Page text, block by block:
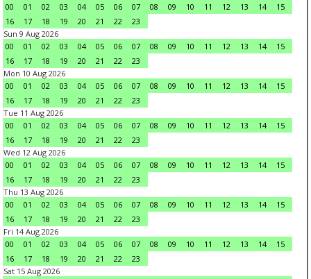
00
01 02 03 04 05 06 07 08 09 10 11 12 13 14
15
16
17 18 19 20 21 22
23
Sun 9 Aug 2026
00
01 02 03 04 05 06 07 08 09 10 11 12 13 14
15
16
17 18 19 20 21 22
23
Mon 10 Aug 2026
00
01 02 03 04 05 06 07 08 09 10 11 12 13 14
15
16
17 18 19 20 21 22
23
Tue 11 Aug 2026
00
01 02 03 04 05 06 07 08 09 10 11 12 13 14
15
16
17 18 19 20 21 22
23
Wed 12 Aug 2026
00
01 02 03 04 05 06 07 08 09 10 11 12 13 14
15
16
17 18 19 20 21 22
23
Thu 13 Aug 2026
00
01 02 03 04 05 06 07 08 09 10 11 12 13 14
15
16
17 18 19 20 21 22
23
Fri 14 Aug 2026
00
01 02 03 04 05 06 07 08 09 10 11 12 13 14
15
16
17 18 19 20 21 22
23
Sat 15 Aug 2026